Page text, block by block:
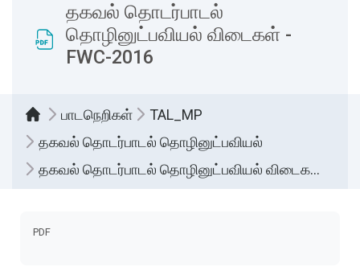
தகவல் தொடர்பாடல்
தொழினுட்பவியல் விடைகள் -
FWC-2016
பாடநெறிகள்
TAL_MP
தகவல் தொடர்பாடல் தொழினுட்பவியல்
தகவல் தொடர்பாடல் தொழினுட்பவியல் விடைகள் -FWC-2016
PDF